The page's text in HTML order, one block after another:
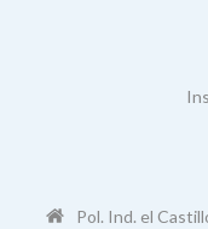
Pol. Ind. el